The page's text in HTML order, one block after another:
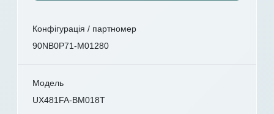
Конфігурація / партномер
90NB0P71-M01280
Модель
UX481FA-BM018T